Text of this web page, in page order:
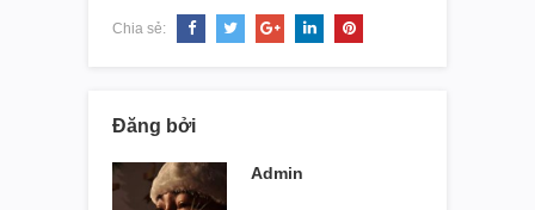
Chia sẻ:
Đăng bởi
Admin